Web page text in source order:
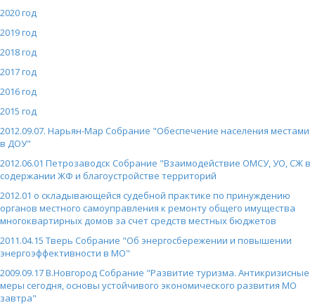
2020 год
2019 год
2018 год
2017 год
2016 год
2015 год
2012.09.07. Нарьян-Мар Собрание "Обеспечение населения местами
в ДОУ"
2012.06.01 Петрозаводск Собрание "Взаимодействие ОМСУ, УО, СЖ в
содержании ЖФ и благоустройстве территорий
2012.01 о складывающейся судебной практике по принуждению
органов местного самоуправления к ремонту общего имущества
многоквартирных домов за счет средств местных бюджетов
2011.04.15 Тверь Собрание "Об энергосбережении и повышении
энергоэффективности в МО"
2009.09.17 В.Новгород Собрание "Развитие туризма. Антикризисные
меры сегодня, основы устойчивого экономического развития МО
завтра"